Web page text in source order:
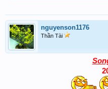
nguyenson1176
Thần Tài